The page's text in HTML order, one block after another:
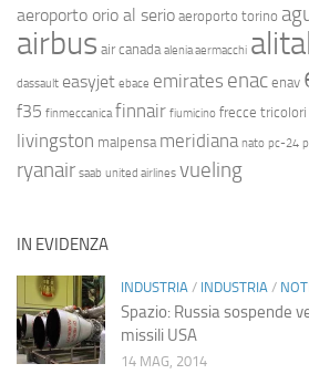
aeroporto orio al serio aeroporto torino
airbus air canada alenia aermacchi
dassault easyjet ebace emirates enac enav
f35 finmeccanica finnair fiumicino frecce tricolori
livingston malpensa meridiana nato pc-24
ryanair saab united airlines vueling
IN EVIDENZA
INDUSTRIA / INDUSTRIA /
Spazio: Russia sospende
missili USA
14 MAG, 2014